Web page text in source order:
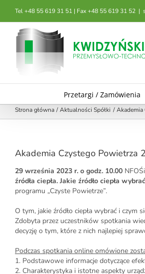
zawartości
Tel +48 55 619 31 51 | Fax +48 55 619 31 52 |
Przetargi / Zamówienia
Strona główna Aktualności Spółki Akademia
Akademia Czystego Powietrza
29 września 2023 r. o godz. 10.00
źródła ciepła. Jakie źródło ciepła
programu „Czyste Powietrze”.
O tym, jakie źródło ciepła wybrać i
Zdobyta przez uczestników spotkania
decyzję o tym, które z nich najlepiej
Podczas spotkania online omówione
1. Podstawowe informacje dotyczące
2. Charakterystyka i istotne aspekty